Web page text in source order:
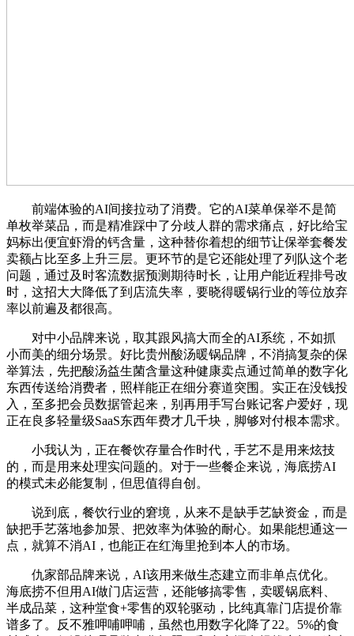
前端体验的AI间接拉动了消费。它的AI菜单保举不是简
单枚举菜品，而是精准踩中了分歧人群的需求痛点，好比给宝
妈标出便宜虾滑的钙含量，这种替你着想的细节让保举套餐发
卖额占比至多上升三层。更环节的是它还能处理了列队这个老
问题，通过及时客流数据预测期待时长，让用户能近程排号改
时，这招大大降低了到店流失率，要晓得暖锅行业的等位放弃
率以前遍及都很高。
对中小品牌来说，取其跟风搞大而全的AI系统，不如抓
小而美的细分场景。好比贵州酸汤暖锅品牌，不消搞复杂的保
举算法，先把酸汤益生菌含量这种健康卖点通过简单的数字化
东西传送给消费者，照样能正在细分赛道突围。实正在没钱投
入，至多把会员数据管起来，别再用手写台账记客户爱好，现
正在良多轻量级SaaS东西年费才几千块，脚够对付根本需求。
小我认为，正在餐饮存量合作时代，手艺不是用来炫技
的，而是用来处理实问题的。对于一些餐企来说，海底捞AI
的模式未必能复制，但思值得自创。
说到底，餐饮行业的窘境，从来不是缺手艺缺资金，而是
缺把手艺落地参加景、把效率为体验的耐心。如果能想通这一
点，就算不消AI，也能正在红海里抢到本人的市场。
仇家部品牌来说，AI该用来做生态建立而非单点优化。
海底捞不但用AI做门店运营，还能够搞零售，卖暖锅底料、
半成品菜，这种堂食+零售的双轮驱动，比纯真靠门店提价靠
谱多了。反不雅呷哺呷哺，虽然也用数字化降了22。5%的食